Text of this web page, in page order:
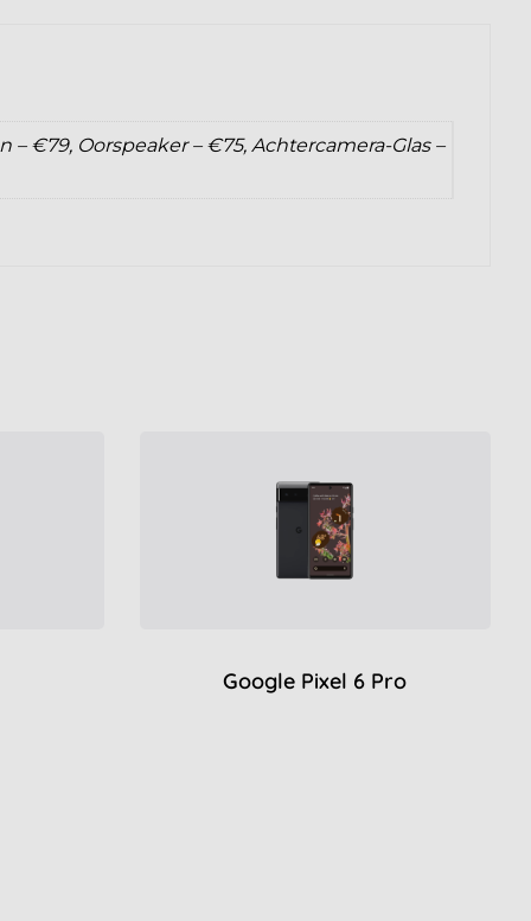
€79, Oorspeaker – €75, Achtercamera-Glas –
Google Pixel 6 Pro